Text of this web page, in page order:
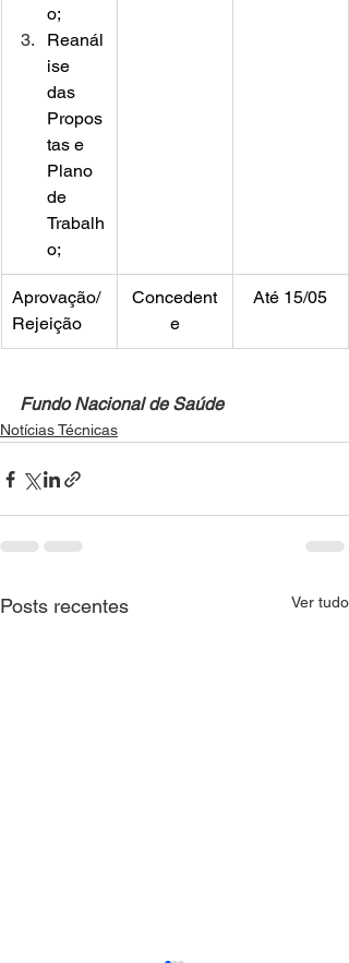
o;
Reanál
ise
das
Propos
tas e
Plano
de
Trabalh
o;
Aprovação/
Rejeição
Concedent
e
Até 15/05
Fundo Nacional de Saúde
Notícias Técnicas
Posts recentes Ver tudo